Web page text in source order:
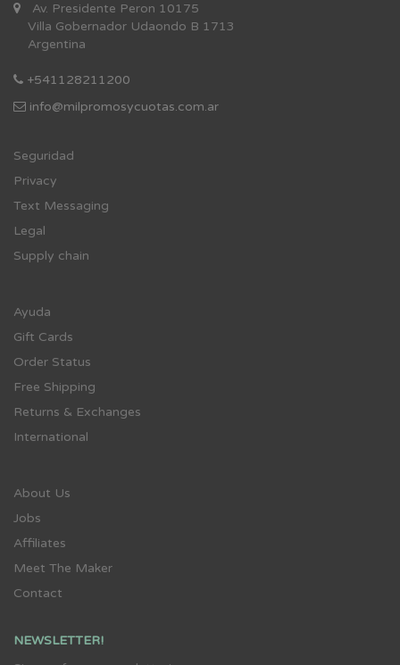
Av. Presidente Peron 10175
Villa Gobernador Udaondo B 1713
Argentina
+541128211200
info@milpromosycuotas.com.ar
Seguridad
Privacy
Text Messaging
Legal
Supply chain
Ayuda
Gift Cards
Order Status
Free Shipping
Returns & Exchanges
International
About Us
Jobs
Affiliates
Meet The Maker
Contact
NEWSLETTER!